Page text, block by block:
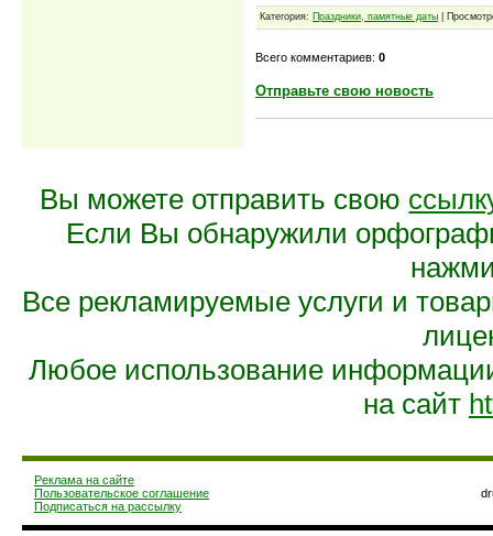
Категория: Праздники, памятные даты |
Всего комментариев: 0
Отправьте свою новость
Вы можете отправить свою
Если Вы обнаружили
Все рекламируемые услуги и
Любое использование
на сайт
Реклама на сайте
Пользовательское соглашение
Подписаться на рассылку